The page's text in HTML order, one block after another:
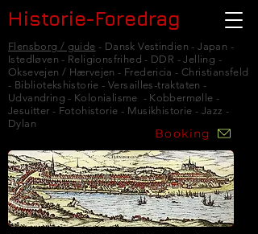
Historie-Foredrag
Flensborg / guide - Dansk Vestindien - Japan -
Istedløven - Religionsfrihed - DDR - Jelling -
Oksevejen / Hærvejen - Fredericia - Christiansfeld
- Bibliotekshistorie - Versailles-traktaten -
Udvandring - Kolonialisme - Kobbermølle -
Jesuitter - Fotohistorie - Musikhistorie - Jazz -
Dylan
Booking